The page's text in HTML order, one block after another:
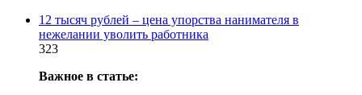
12 тысяч рублей – цена упорства нанимателя в
нежелании уволить работника
323
Важное в статье: